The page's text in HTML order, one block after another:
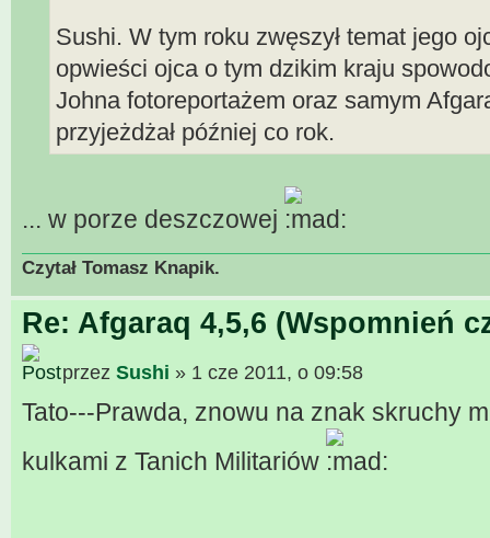
Sushi. W tym roku zwęszył temat jego
opwieści ojca o tym dzikim kraju
Johna fotoreportażem oraz samym
przyjeżdżał później co rok.
... w porze deszczowej
Czytał Tomasz Knapik.
Re: Afgaraq 4,5,6 (Wspomnień
przez Sushi » 1 cze 2011, o 09:58
Tato---Prawda, znowu na znak skruchy
kulkami z Tanich Militariów